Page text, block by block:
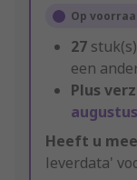
Op
27
een
Plus
Heeft u
leverdata'